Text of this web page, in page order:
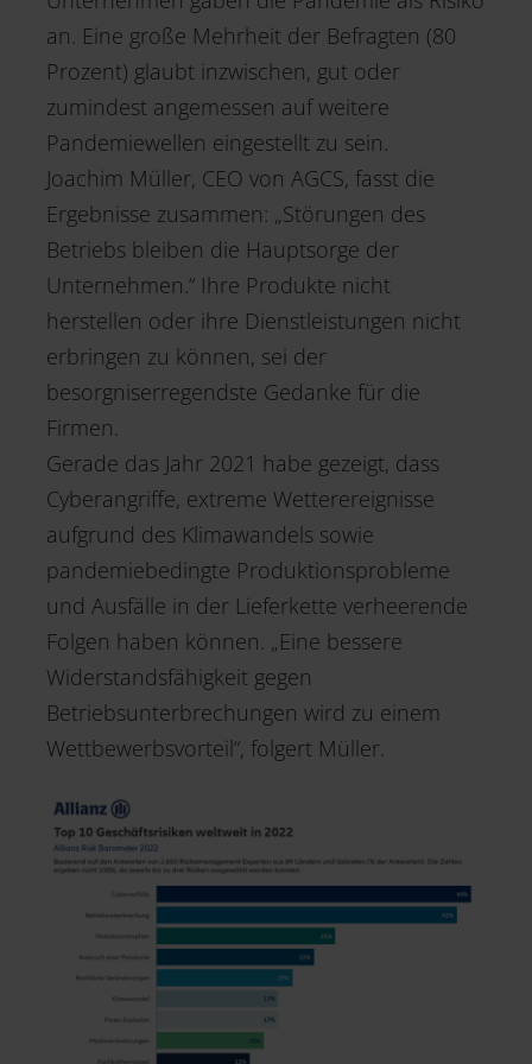
an. Eine große Mehrheit der Befragten (80
Prozent) glaubt inzwischen, gut oder
zumindest angemessen auf weitere
Pandemiewellen eingestellt zu sein.
Joachim Müller, CEO von AGCS, fasst die
Ergebnisse zusammen: „Störungen des
Betriebs bleiben die Hauptsorge der
Unternehmen.“ Ihre Produkte nicht
herstellen oder ihre Dienstleistungen nicht
erbringen zu können, sei der
besorgniserregendste Gedanke für die
Firmen.
Gerade das Jahr 2021 habe gezeigt, dass
Cyberangriffe, extreme Wetterereignisse
aufgrund des Klimawandels sowie
pandemiebedingte Produktionsprobleme
und Ausfälle in der Lieferkette verheerende
Folgen haben können. „Eine bessere
Widerstandsfähigkeit gegen
Betriebsunterbrechungen wird zu einem
Wettbewerbsvorteil“, folgert Müller.